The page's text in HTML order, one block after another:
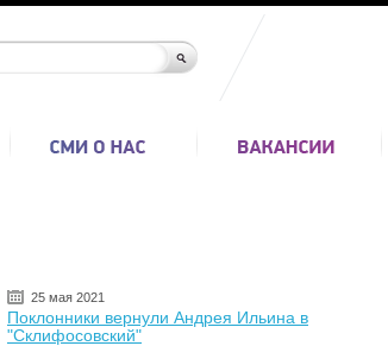
25 мая 2021
Поклонники вернули Андрея Ильина в
"Склифосовский"